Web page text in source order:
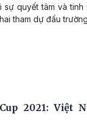
sự quyết tâm và
tham dự đấu
2021: Việt